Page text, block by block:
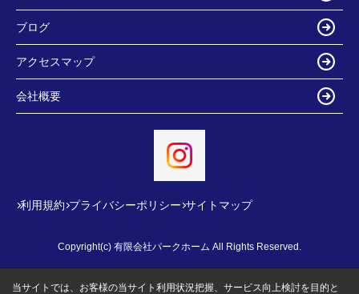
ブログ
アクセスマップ
会社概要
利用規約 プライバシーポリシー サイトマップ
Copyright(c) 有限会社パークホーム All Rights Reserved.
当サイトでは、お客様の当サイト利用状況把握、サービス向上検討を目的と